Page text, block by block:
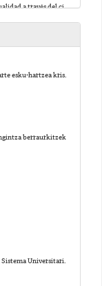
"Miradas al amor y a la sexualidad a través del cine"
Gizarte zerbitzuak eta gizarte esku-hartzea krisi garaietan: bilakaera eta joerak
"Plan de rehabilitación del Sistema Universitario en Haití"